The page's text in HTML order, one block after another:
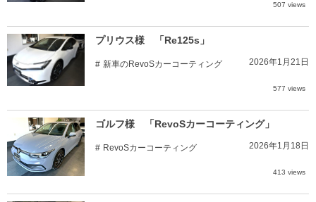
507 views
プリウス様 「Re125s」
新車のRevoSカーコーティング 2026年1月21日
577 views
ゴルフ様 「RevoSカーコーティング」
RevoSカーコーティング 2026年1月18日
413 views